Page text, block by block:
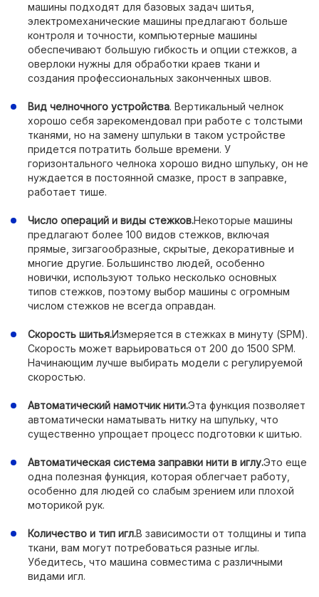
машины подходят для базовых задач шитья,
электромеханические машины предлагают больше
контроля и точности, компьютерные машины
обеспечивают большую гибкость и опции стежков, а
оверлоки нужны для обработки краев ткани и
создания профессиональных законченных швов.
Вид челночного устройства. Вертикальный челнок
хорошо себя зарекомендовал при работе с толстыми
тканями, но на замену шпульки в таком устройстве
придется потратить больше времени. У
горизонтального челнока хорошо видно шпульку, он не
нуждается в постоянной смазке, прост в заправке,
работает тише.
Число операций и виды стежков.Некоторые машины
предлагают более 100 видов стежков, включая
прямые, зигзагообразные, скрытые, декоративные и
многие другие. Большинство людей, особенно
новички, используют только несколько основных
типов стежков, поэтому выбор машины с огромным
числом стежков не всегда оправдан.
Скорость шитья.Измеряется в стежках в минуту (SPM).
Скорость может варьироваться от 200 до 1500 SPM.
Начинающим лучше выбирать модели с регулируемой
скоростью.
Автоматический намотчик нити.Эта функция позволяет
автоматически наматывать нитку на шпульку, что
существенно упрощает процесс подготовки к шитью.
Автоматическая система заправки нити в иглу.Это еще
одна полезная функция, которая облегчает работу,
особенно для людей со слабым зрением или плохой
моторикой рук.
Количество и тип игл.В зависимости от толщины и типа
ткани, вам могут потребоваться разные иглы.
Убедитесь, что машина совместима с различными
видами игл.